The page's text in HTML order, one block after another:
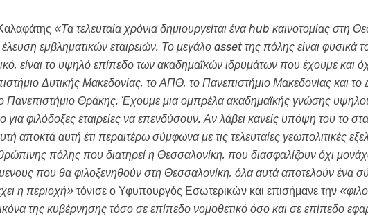
«Τα τελευταία χρόνια δημιουργείται ένα hub καινοτομίας στη
εμβληματικών εταιρειών. Το μεγάλο asset της πόλης είναι φυσικά
είναι το υψηλό επίπεδο των ακαδημαϊκών ιδρυμάτων που έχουμε και
Δυτικής Μακεδονίας, το ΑΠΘ, το Πανεπιστήμιο Μακεδονίας και το
Πανεπιστήμιο Θράκης. Έχουμε μια ομπρέλα ακαδημαϊκής γνώσης
για φιλόδοξες εταιρείες να επενδύσουν. Αν λάβει κανείς υπόψη του το
αποκτά αυτή έτι περαιτέρω σύμφωνα με τις τελευταίες γεωπολιτικές
πόλης που διατηρεί η Θεσσαλονίκη, που διασφαλίζουν όχι
που θα φιλοξενηθούν στη Θεσσαλονίκη, όλα αυτά αποτελούν ένα
η περιοχή» τόνισε ο Υφυπουργός Εσωτερικών και επισήμανε την
της κυβέρνησης τόσο σε επίπεδο νομοθετικό όσο και σε επίπεδο